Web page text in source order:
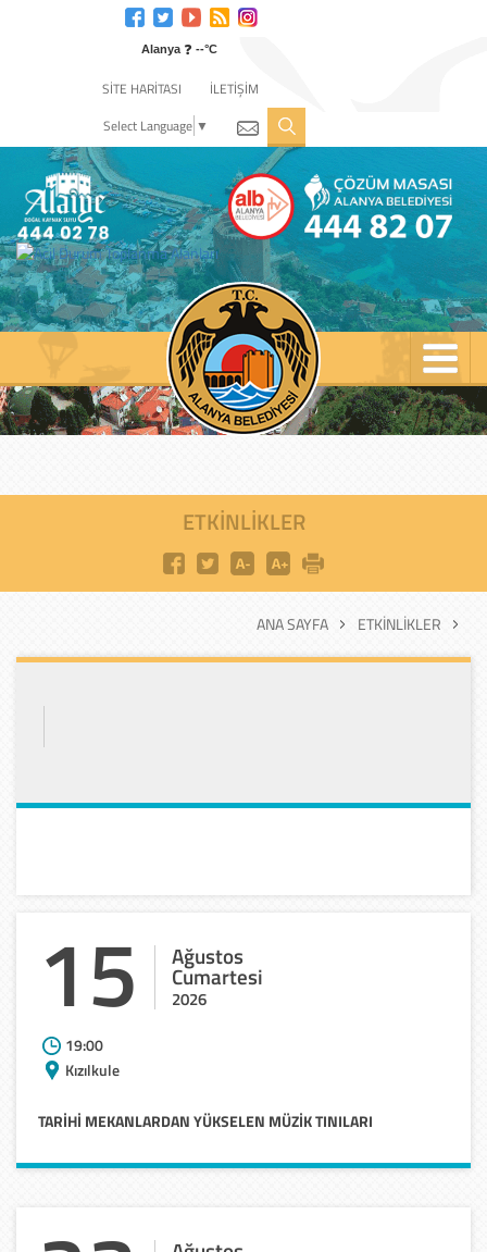
Alanya ❓ --°C
SİTE HARİTASI
İLETİŞİM
Select Language ▼
ETKINLIKLER
ANA SAYFA ETKINLIKLER
15 Ağustos
Cumartesi
2026
19:00
Kızılkule
TARIHI MEKANLARDANYÜKSELEN MÜZIKTINILARI